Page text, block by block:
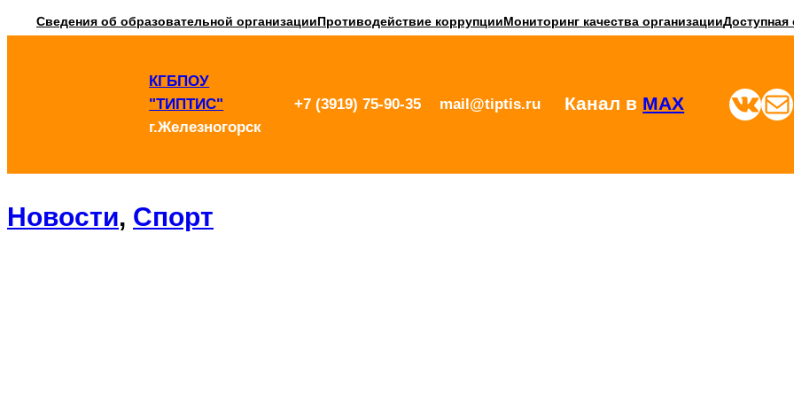
Перейти
содержимому
Сведения об образовательной организацииПротиводействие коррупцииМониторинг качества организацииДоступная
КГБПОУ
"ТИПТИС"
г.Железногорск
+7 (3919) 75-90-35 mail@tiptis.ru Канал в MAX ВКонтакте Почта
Новости, Спорт